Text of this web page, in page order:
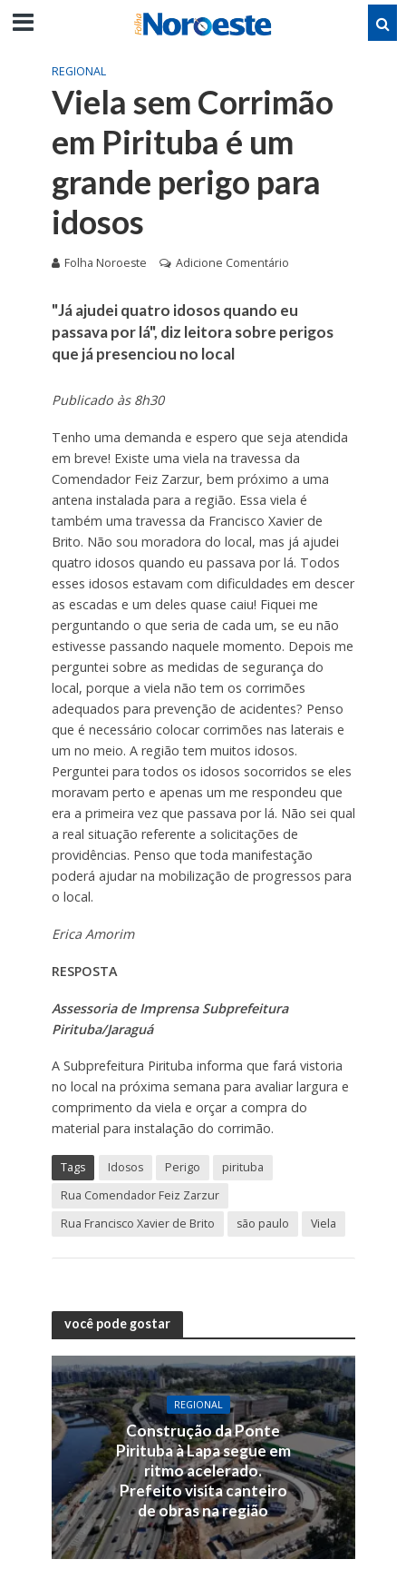
REGIONAL
Viela sem Corrimão
em Pirituba é um
grande perigo para
idosos
Folha Noroeste Adicione Comentário
"Já ajudei quatro idosos quando eu
passava por lá", diz leitora sobre perigos
que já presenciou no local
Publicado às 8h30
Tenho uma demanda e espero que seja atendida
em breve! Existe uma viela na travessa da
Comendador Feiz Zarzur, bem próximo a uma
antena instalada para a região. Essa viela é
também uma travessa da Francisco Xavier de
Brito. Não sou moradora do local, mas já ajudei
quatro idosos quando eu passava por lá. Todos
esses idosos estavam com dificuldades em descer
as escadas e um deles quase caiu! Fiquei me
perguntando o que seria de cada um, se eu não
estivesse passando naquele momento. Depois me
perguntei sobre as medidas de segurança do
local, porque a viela não tem os corrimões
adequados para prevenção de acidentes? Penso
que é necessário colocar corrimões nas laterais e
um no meio. A região tem muitos idosos.
Perguntei para todos os idosos socorridos se eles
moravam perto e apenas um me respondeu que
era a primeira vez que passava por lá. Não sei qual
a real situação referente a solicitações de
providências. Penso que toda manifestação
poderá ajudar na mobilização de progressos para
o local.
Erica Amorim
RESPOSTA
Assessoria de Imprensa Subprefeitura
Pirituba/Jaraguá
A Subprefeitura Pirituba informa que fará vistoria
no local na próxima semana para avaliar largura e
comprimento da viela e orçar a compra do
material para instalação do corrimão.
Tags Idosos Perigo
pirituba
Rua Comendador Feiz Zarzur
Rua Francisco Xavier de Brito
são paulo Viela
você pode gostar
REGIONAL
Construção da Ponte
Pirituba à Lapa segue em
ritmo acelerado.
Prefeito visita canteiro
de obras na região